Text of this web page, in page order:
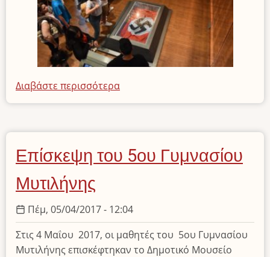
Διαβάστε περισσότερα
το
του
Γυμνασίου
Κορωπίου
Επίσκεψη του 5ου Γυμνασίου
Μυτιλήνης
Πέμ, 05/04/2017 - 12:04
Στις 4 Μαΐου 2017, οι μαθητές του 5ου Γυμνασίου
Μυτιλήνης επισκέφτηκαν το Δημοτικό Μουσείο